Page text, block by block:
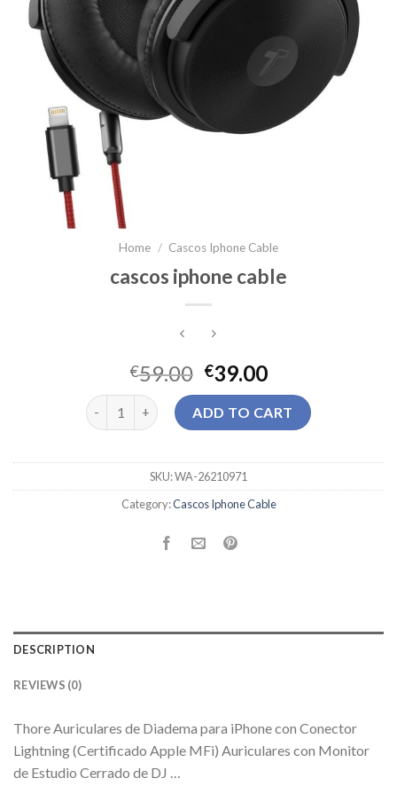
Home / Cascos Iphone Cable
cascos iphone cable
€59.00 €39.00
cascos iphone cable quantity
ADD TO CART
SKU:WA-26210971
Category:Cascos Iphone Cable
DESCRIPTION
REVIEWS (0)
Thore Auriculares de Diadema para iPhone con Conector
Lightning (Certificado Apple MFi) Auriculares con Monitor
de Estudio Cerrado de DJ …